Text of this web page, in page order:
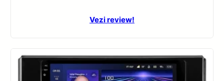
Vezi review!